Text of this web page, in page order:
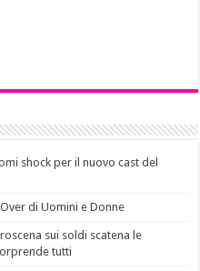
shock per il nuovo cast del
di Uomini e Donne
sui soldi scatena le
tutti